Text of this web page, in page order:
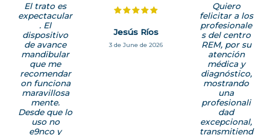
El trato es
expectacular
. El
dispositivo
de avance
mandibular
que me
recomendar
on funciona
maravillosa
mente.
Desde que lo
uso no
e9nco y
Jesús Ríos
3 de June de 2026
Quiero
felicitar a los
profesionale
s del centro
REM, por su
atención
médica y
diagnóstico,
mostrando
una
profesionali
dad
excepcional,
transmitiend